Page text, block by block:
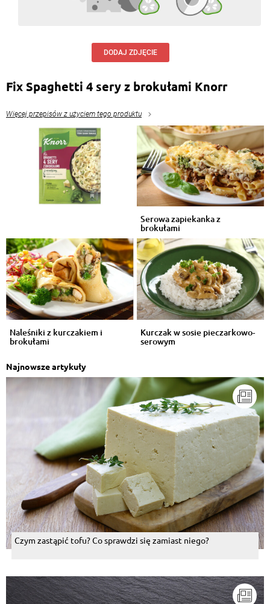
DODAJ ZDJĘCIE
Fix Spaghetti 4 sery z brokułami Knorr
Więcej przepisów z użyciem tego produktu
Serowa zapiekanka z
brokułami
Naleśniki z kurczakiem i
brokułami
Kurczak w sosie pieczarkowo-
serowym
Najnowsze artykuły
Czym zastąpić tofu? Co sprawdzi się zamiast niego?